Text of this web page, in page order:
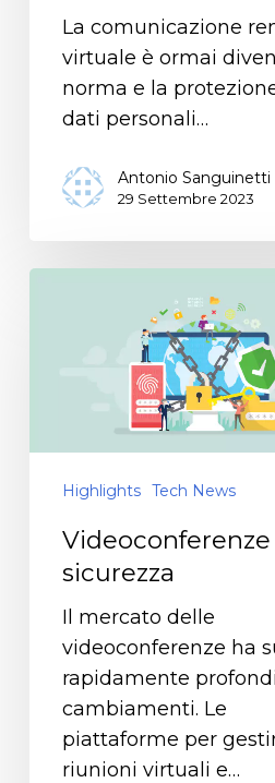
La comunicazione
virtuale è ormai
norma e la
dati personali…
Antonio Sanguinetti
29 Settembre 2023
Highlights Tech News
Videoconferenze
sicurezza
Il mercato delle
videoconferenze ha
rapidamente profondi
cambiamenti. Le
piattaforme per
riunioni virtuali e…